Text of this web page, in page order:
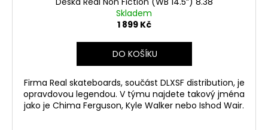
Skladem
1 899 Kč
DO KOŠÍKU
Firma Real skateboards, součást DLXSF distribution, je
opravdovou legendou. V týmu najdete takový jména
jako je Chima Ferguson, Kyle Walker nebo Ishod Wair.